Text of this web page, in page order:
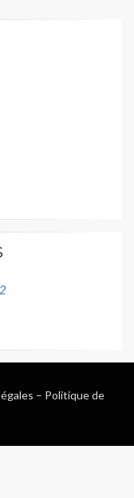
– Politique de